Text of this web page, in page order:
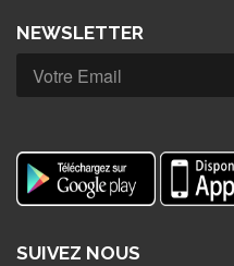
NEWSLETTER
SUIVEZ NOUS